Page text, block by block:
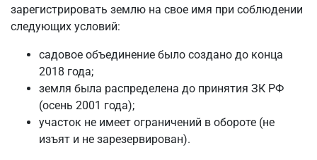
зарегистрировать землю на свое имя при соблюдении
следующих условий:
садовое объединение было создано до конца
2018 года;
земля была распределена до принятия ЗК РФ
(осень 2001 года);
участок не имеет ограничений в обороте (не
изъят и не зарезервирован).